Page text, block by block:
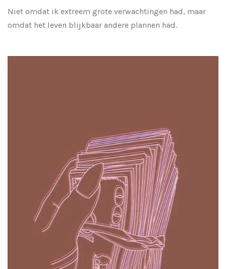
Niet omdat ik extreem grote verwachtingen had, maar
omdat het leven blijkbaar andere plannen had.